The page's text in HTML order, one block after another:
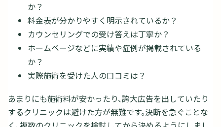
か？
料金表が分かりやすく明示されているか？
カウンセリングでの受け答えは丁寧か？
ホームページなどに実績や症例が掲載されている
か？
実際施術を受けた人の口コミは？
あまりにも施術料が安かったり、誇大広告を出していたり
するクリニックは避けた方が無難です。決断を急ぐことな